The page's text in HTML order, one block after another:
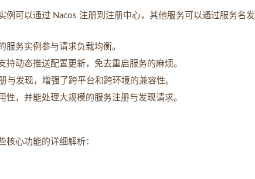
例可以通过 Nacos 注册到注册中心，其他服务可以通过服务名发
服务实例参与请求负载均衡。
动态推送配置更新，免去重启服务的麻烦。
与发现，增强了跨平台和跨环境的兼容性。
，并能处理大规模的服务注册与发现请求。
核心功能的详细解析：